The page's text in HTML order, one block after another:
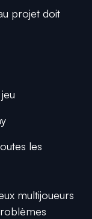
projet doit
les
multijoueurs